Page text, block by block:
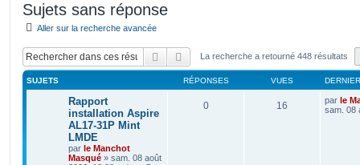
Sujets sans réponse
Aller sur la recherche avancée
RechercherRecherche avancée
La recherche a retourné 448 résultats
SUJETS RÉPONSES VUES
Rapport
installation Aspire
AL17-31P Mint
LMDE
par le Manchot
Masqué » sam. 08 août
0 16 par le
sam. 08